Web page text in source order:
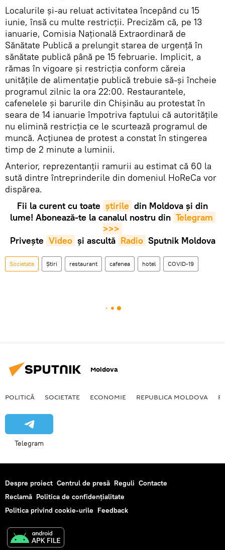
Localurile și-au reluat activitatea începând cu 15
iunie, însă cu multe restricții. Precizăm că, pe 13
ianuarie, Comisia Națională Extraordinară de
Sănătate Publică a prelungit starea de urgență în
sănătate publică până pe 15 februarie. Implicit, a
rămas în vigoare și restricția conform căreia
unitățile de alimentație publică trebuie să-și încheie
programul zilnic la ora 22:00. Restaurantele,
cafenelele și barurile din Chișinău au protestat în
seara de 14 ianuarie împotriva faptului că autoritățile
nu elimină restricția ce le scurtează programul de
muncă. Acțiunea de protest a constat în stingerea
timp de 2 minute a luminii.
Anterior, reprezentanții ramurii au estimat că 60 la
sută dintre întreprinderile din domeniul HoReCa vor
dispărea.
Fii la curent cu toate știrile din Moldova și din
lume! Abonează-te la canalul nostru din Telegram
>>>
Privește Video și ascultă Radio Sputnik Moldova
Societate Știri restaurant cafenea hotel COVID-19
Moldova
POLITICĂ SOCIETATE ECONOMIE REPUBLICA MOLDOVA
Telegram
Despre proiect Centrul de presă Reguli Contacte
Reclamă Politica de confidențialitate
Politica privind cookie-urile Feedback